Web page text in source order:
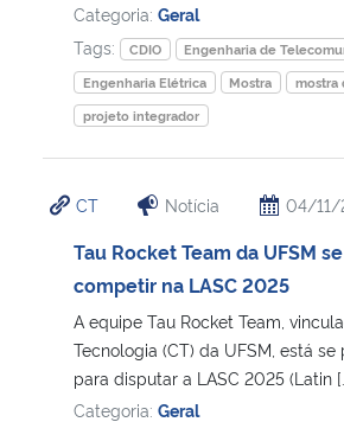
Ministério do Meio Ambiente
Ministério do Turismo
Controladoria-Geral da União
Ministério da Mulher, da Família e dos Direitos
Secretaria-Geral
Secretaria de Governo
Categoria: Geral
Tags:
CDIO
Engenharia de
Engenharia Elétrica
Mostra
mostra
projeto integrador
CT Notícia 04/11/
Tau Rocket Team da UFSM
competir na LASC 2025
A equipe Tau Rocket Team,
Tecnologia (CT) da UFSM, está
para disputar a LASC 2025 (Latin
Categoria: Geral